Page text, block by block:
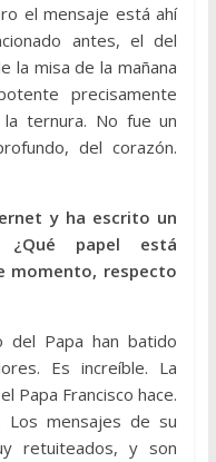
el mensaje está ahí
antes, el del
la misa de la mañana
precisamente
ternura. No fue un
del corazón.
y ha escrito un
¿Qué papel está
momento, respecto
del Papa han batido
Es increíble. La
Papa Francisco hace.
Los mensajes de su
retuiteados, y son